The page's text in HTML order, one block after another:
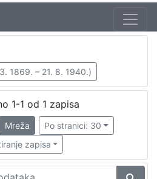
1869. – 21. 8. 1940.)
1-1 od 1 zapisa
Mreža
Po stranici: 30
zapisa